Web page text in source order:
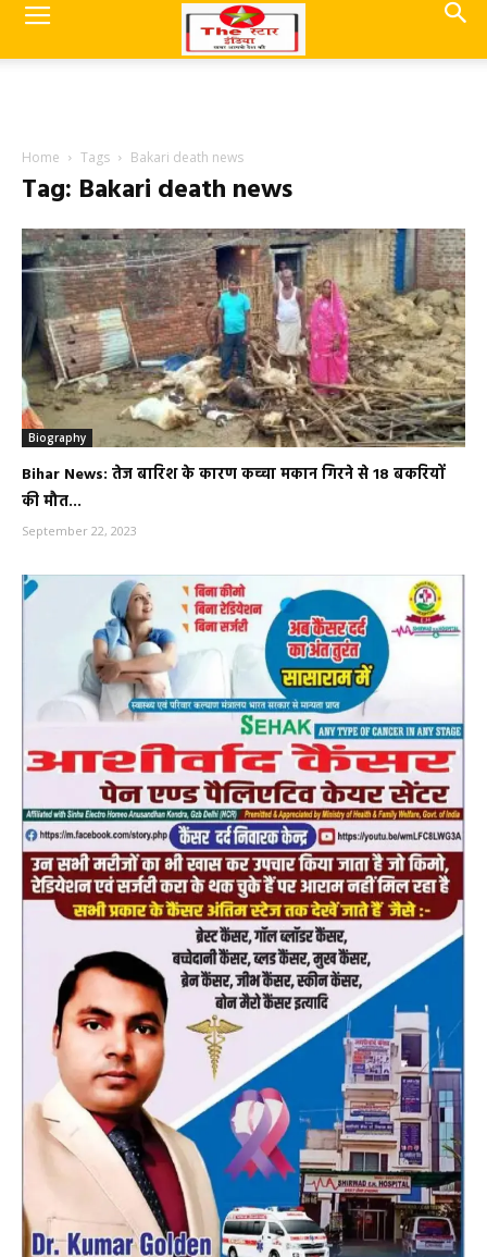
Home Tags Bakari death news
Tag: Bakari death news
Biography
Bihar News: तेज बारिश के कारण कच्चा मकान गिरने से 18 बकरियों
की मौत...
September 22, 2023